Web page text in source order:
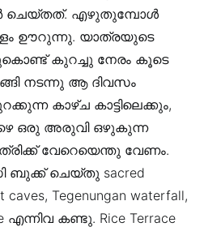
എഴുതുമ്പോള്‍
ഊറുന്നു. യാത്രയുടെ
കുറച്ചു നേരം കൂടെ
നടന്നു ആ ദിവസം
കാഴ്ച കാട്ടിലെക്കും,
ഒരു അരുവി ഒഴുകുന്ന
വേറെയെന്തു വേണം.
ബുക്ക്‌ ചെയ്തു sacred
caves, Tegenungan waterfall,
എന്നിവ കണ്ടു. Rice Terrace